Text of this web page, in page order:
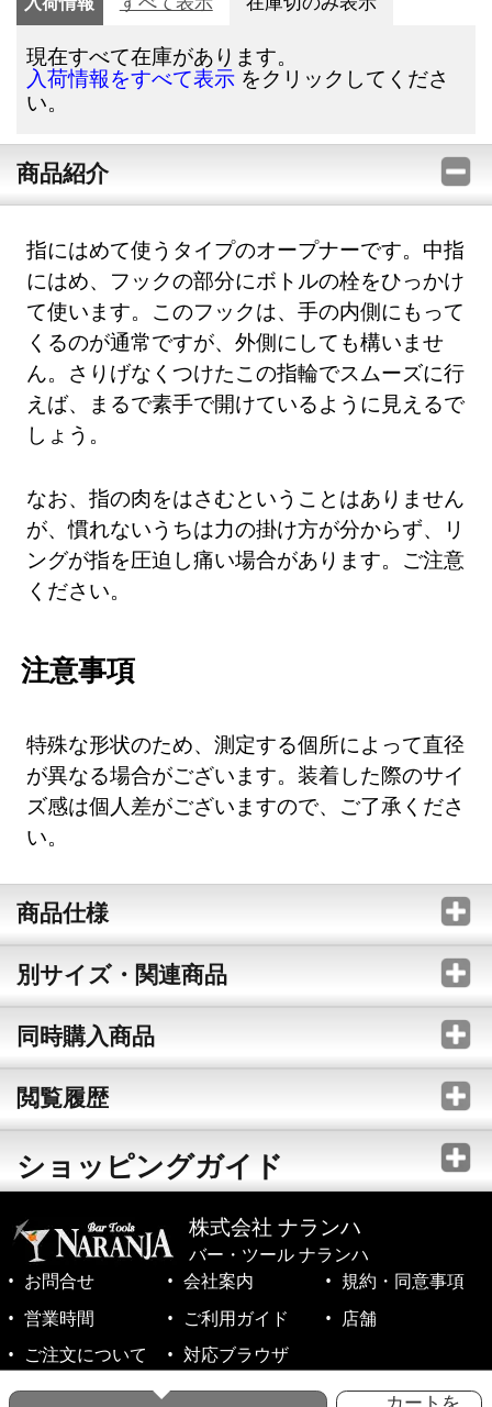
現在すべて在庫があります。
入荷情報をすべて表示 をクリックしてくださ
い。
商品紹介
指にはめて使うタイプのオープナーです。中指
にはめ、フックの部分にボトルの栓をひっかけ
て使います。このフックは、手の内側にもって
くるのが通常ですが、外側にしても構いませ
ん。さりげなくつけたこの指輪でスムーズに行
えば、まるで素手で開けているように見えるで
しょう。
なお、指の肉をはさむということはありません
が、慣れないうちは力の掛け方が分からず、リ
ングが指を圧迫し痛い場合があります。ご注意
ください。
注意事項
特殊な形状のため、測定する個所によって直径
が異なる場合がございます。装着した際のサイ
ズ感は個人差がございますので、ご了承くださ
い。
商品仕様
別サイズ・関連商品
同時購入商品
閲覧履歴
ショッピングガイド
株式会社 ナランハ
バー・ツール ナランハ
お問合せ
会社案内
規約・同意事項
営業時間
ご利用ガイド
店舗
ご注文について
対応ブラウザ
©1999-2026 NARANJA Inc. All Rights Reserved.